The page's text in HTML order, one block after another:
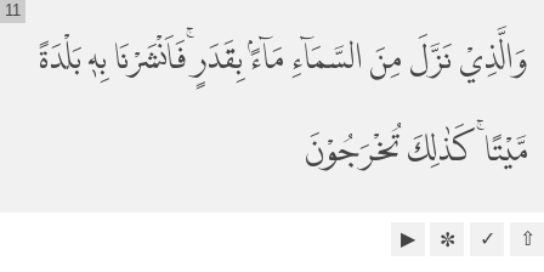
وَالَّذِيْ نَزَّلَ مِنَ السَّمَاۤءِ مَاۤءًۢ بِقَدَرٍۚ فَاَنْشَرْنَا بِهٖ بَلْدَةً
مَّيْتًا ۚ كَذٰلِكَ تُخْرَجُوْنَ
11
⇧
✓
✼
▶